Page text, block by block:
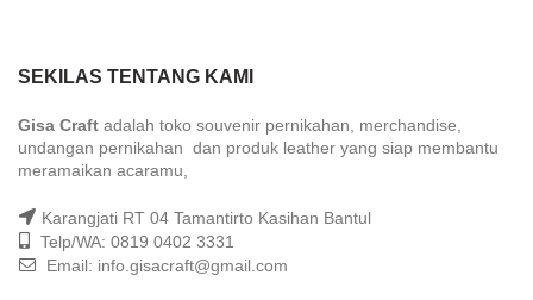
SEKILAS TENTANG KAMI
Gisa Craft adalah toko souvenir pernikahan, merchandise,
undangan pernikahan dan produk leather yang siap membantu
meramaikan acaramu,
Karangjati RT 04 Tamantirto Kasihan Bantul
Telp/WA: 0819 0402 3331
Email: info.gisacraft@gmail.com